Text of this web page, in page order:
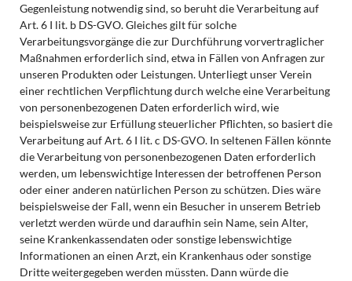
Gegenleistung notwendig sind, so beruht die Verarbeitung auf
Art. 6 I lit. b DS-GVO. Gleiches gilt für solche
Verarbeitungsvorgänge die zur Durchführung vorvertraglicher
Maßnahmen erforderlich sind, etwa in Fällen von Anfragen zur
unseren Produkten oder Leistungen. Unterliegt unser Verein
einer rechtlichen Verpflichtung durch welche eine Verarbeitung
von personenbezogenen Daten erforderlich wird, wie
beispielsweise zur Erfüllung steuerlicher Pflichten, so basiert die
Verarbeitung auf Art. 6 I lit. c DS-GVO. In seltenen Fällen könnte
die Verarbeitung von personenbezogenen Daten erforderlich
werden, um lebenswichtige Interessen der betroffenen Person
oder einer anderen natürlichen Person zu schützen. Dies wäre
beispielsweise der Fall, wenn ein Besucher in unserem Betrieb
verletzt werden würde und daraufhin sein Name, sein Alter,
seine Krankenkassendaten oder sonstige lebenswichtige
Informationen an einen Arzt, ein Krankenhaus oder sonstige
Dritte weitergegeben werden müssten. Dann würde die